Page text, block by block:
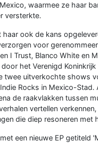
waarmee ze haar
versterkte.
haar ook de kans
voor
I Trust, Blanco White en
het Verenigd Koninkrijk
twee uitverkochte shows
Rocks in Mexico-Stad.
de raakvlakken tussen
vertellen
die diep resoneren met
een nieuwe EP getiteld